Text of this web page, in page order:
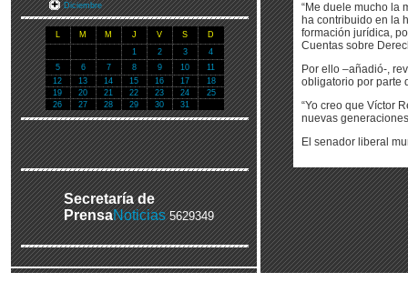
Diciembre
L M M J V S
D
1
2 3
4
5
6 7 8 9 10
11
12
13 14 15 16 17
18
19
20 21 22 23 24
25
26
27 28 29 30 31
Secretaría de
PrensaNoticias 5629349
“Me duele mucho la
ha contribuido en la
formación jurídica,
Cuentas sobre
Por ello –añadió-,
obligatorio por parte
“Yo creo que Víctor
nuevas
El senador liberal